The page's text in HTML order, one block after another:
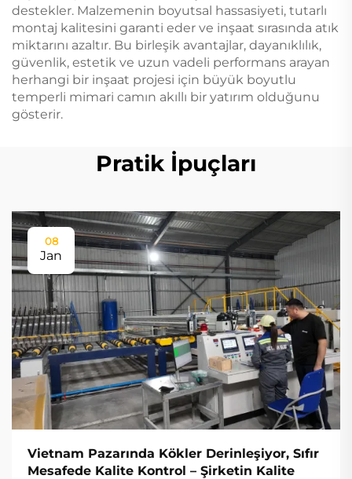
destekler. Malzemenin boyutsal hassasiyeti, tutarlı
montaj kalitesini garanti eder ve inşaat sırasında atık
miktarını azaltır. Bu birleşik avantajlar, dayanıklılık,
güvenlik, estetik ve uzun vadeli performans arayan
herhangi bir inşaat projesi için büyük boyutlu
temperli mimari camın akıllı bir yatırım olduğunu
gösterir.
Pratik İpuçları
08
Jan
Vietnam Pazarında Kökler Derinleşiyor, Sıfır
Mesafede Kalite Kontrol – Şirketin Kalite